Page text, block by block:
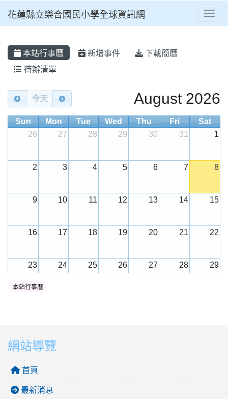
⏸
花蓮縣立樂合國民小學全球資訊網
本站行事曆 新增事件
下載簡曆
待辦清單
Calendar
今天 August 2026
Sun Mon Tue Wed Thu Fri
Sat
26
27 28 29 30 31 1
2 3 4 5 6 7 8
9 10 11 12 13 14 15
16 17 18 19 20 21 22
23 24 25 26 27 28 29
本站行事曆
網站導覽
首頁
最新消息